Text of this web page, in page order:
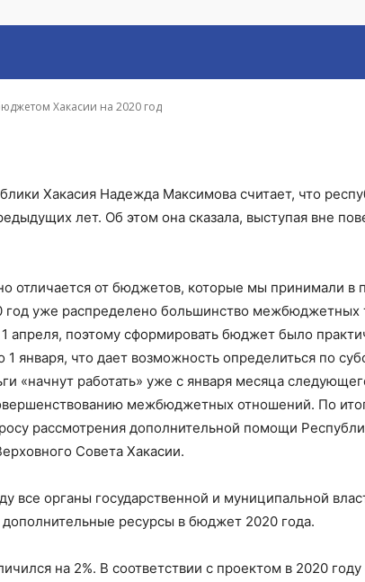
Хакасии на 2020 год
год
Хакасия Надежда Максимова считает, что
лет. Об этом она сказала, выступая вне
отличается от бюджетов, которые мы принимали в
уже распределено большинство межбюджетных
апреля, поэтому сформировать бюджет было
января, что дает возможность определиться по
«начнут работать» уже с января месяца
межбюджетных отношений. По
рассмотрения дополнительной помощи
Совета Хакасии.
все органы государственной и муниципальной
ресурсы в бюджет 2020 года.
на 2%. В соответствии с проектом в 2020 году